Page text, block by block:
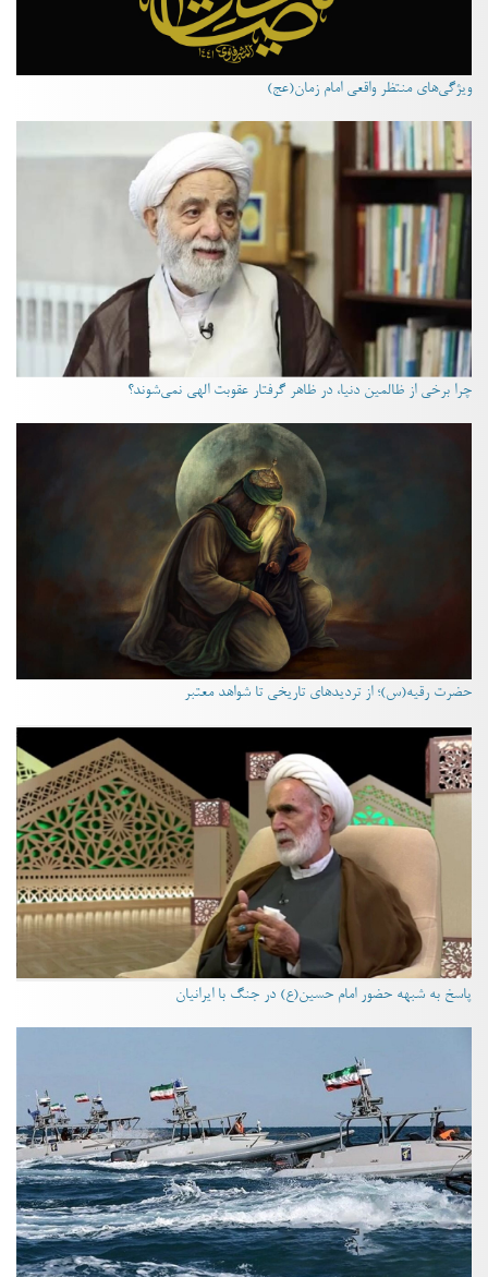
ویژگی‌های منتظر واقعی امام زمان(عج)
چرا برخی از ظالمین دنیا، در ظاهر گرفتار عقوبت الهی نمی‌شوند؟
حضرت رقیه(س)؛ از تردیدهای تاریخی تا شواهد معتبر
پاسخ به شبهه حضور امام حسین(ع) در جنگ با ایرانیان